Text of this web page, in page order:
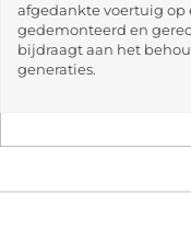
afgedankte voertuig op
gedemonteerd en
bijdraagt aan het
generaties.